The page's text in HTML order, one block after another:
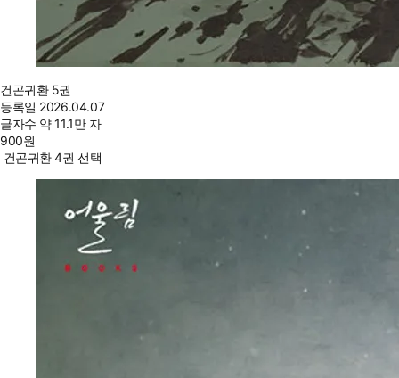
건곤귀환 5권
등록일 2026.04.07
글자수 약 11.1만 자
900원
건곤귀환 4권 선택